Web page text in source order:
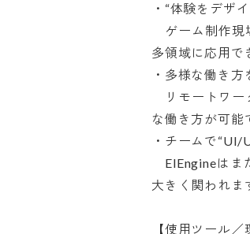
・“体験をデザ
ゲーム制作現
多領域に応用で
・多様な働き方
リモートワー
な働き方が可能
・チームで“UI/
ElEngineはま
大きく関われま
【使用ツール／